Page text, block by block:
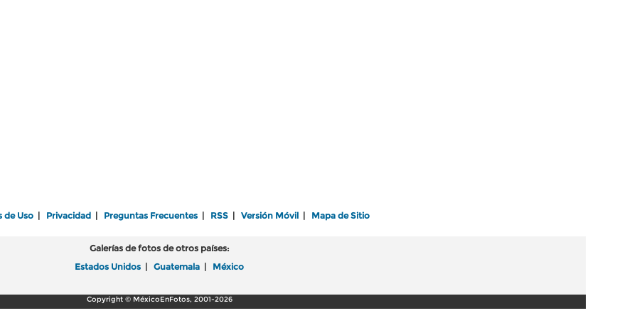
de Uso Privacidad Preguntas Frecuentes RSS Versión Móvil Mapa de Sitio
Galerías de fotos de otros países:
Estados Unidos
Guatemala México
Copyright © MéxicoEnFotos, 2001-2026